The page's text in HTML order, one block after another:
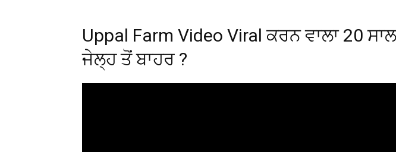
Uppal Farm Video Viral ਕਰਨ ਵਾਲਾ 20
ਜੇਲ੍ਹ ਤੋਂ ਬਾਹਰ ?